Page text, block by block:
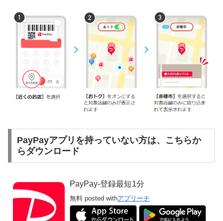
PayPayアプリを持っていない方は、こちらか
らダウンロード
PayPay-登録最短1分
無料 posted withアプリーチ